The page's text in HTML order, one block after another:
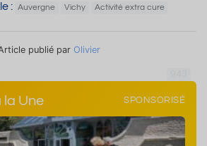
: Auvergne Vichy Activité extra cure
publié par Olivier
la Une SPONSORISÉ